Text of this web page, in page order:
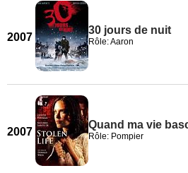
2007
30 jours de nuit
Rôle: Aaron
2007
Quand ma vie
Rôle: Pompier